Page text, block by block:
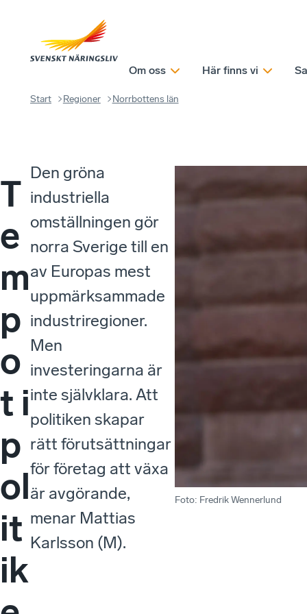
Om oss Här finns vi
Start Regioner Norrbottens län
T
e
m
p
o
t i
p
ol
it
ik
Den gröna
industriella
omställningen gör
norra Sverige till en
av Europas mest
uppmärksammade
industriregioner.
Men
investeringarna är
inte självklara. Att
politiken skapar
rätt förutsättningar
för företag att växa
är avgörande,
menar Mattias
Karlsson (M).
Foto: Fredrik Wennerlund